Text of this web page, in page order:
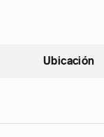
Ubicación